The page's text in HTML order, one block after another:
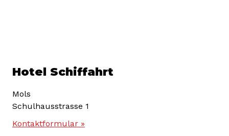
Hotel Schiffahrt
Mols
Schulhausstrasse 1
Kontaktformular »